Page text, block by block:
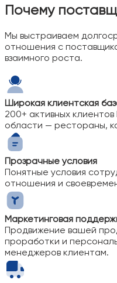
Почему
Мы выстраиваем
отношения с
взаимного роста.
Широкая клиентская
200+ активных
области — рестораны,
Прозрачные условия
Понятные условия
отношения и
Маркетинговая
Продвижение вашей
проработки и
менеджеров клиентам.